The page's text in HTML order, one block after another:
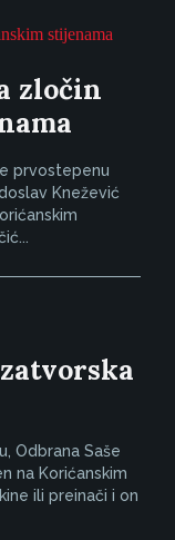
zločin
prvostepenu
Knežević
Odbrana Saše
na Korićanskim
ili preinači i on